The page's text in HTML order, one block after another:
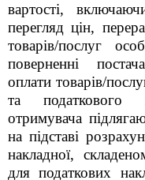
вартості,
перегляд цін,
товарів/послуг
поверненні
оплати товарів/
та податкового
отримувача
на підставі
накладної,
для податкових